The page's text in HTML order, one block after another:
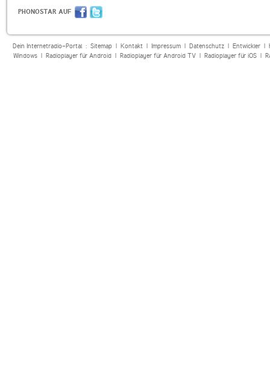
PHONOSTAR AUF
Dein Internetradio-Portal : Sitemap| Kontakt| Impressum| Datenschutz| Entwickler|
Windows| Radioplayer für Android| Radioplayer für Android TV| Radioplayer für iOS|